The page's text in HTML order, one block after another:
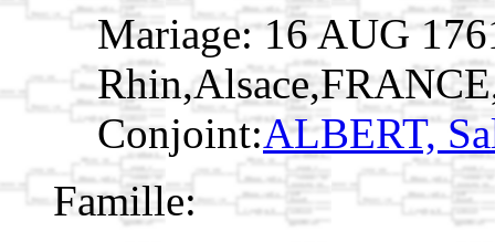
Mariage: 16 AUG
Conjoint:ALBERT,
Famille: